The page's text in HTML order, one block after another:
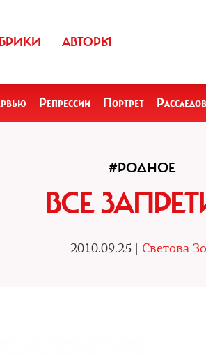
АВТОРЫ
Репрессии Портрет
#РОДНОЕ
ВСЕ
2010.09.25 | Светова